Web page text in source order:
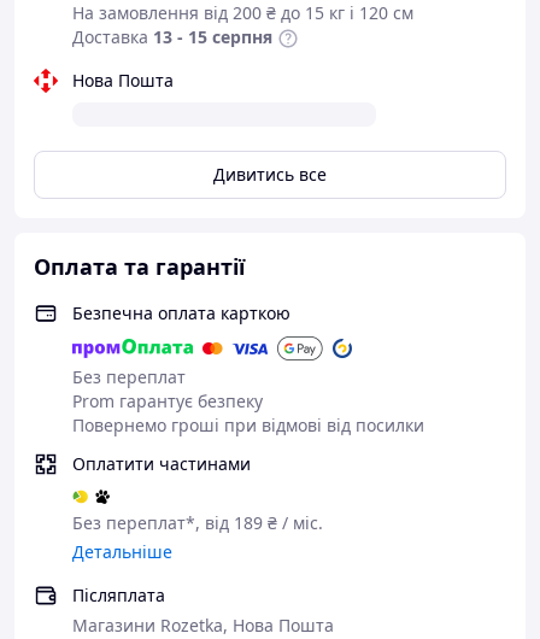
На замовлення від 200 ₴ до 15 кг і 120 см
Доставка 13 - 15 серпня
Нова Пошта
Дивитись все
Оплата та гарантії
Безпечна оплата карткою
Без переплат
Prom гарантує безпеку
Повернемо гроші при відмові від посилки
Оплатити частинами
Без переплат*, від 189 ₴ / міс.
Детальніше
Післяплата
Магазини Rozetka, Нова Пошта